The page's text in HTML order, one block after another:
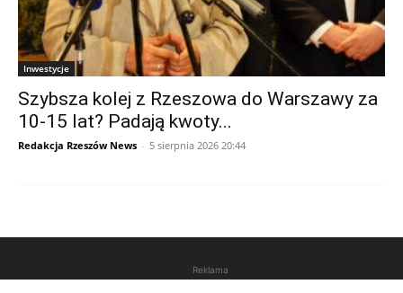
Inwestycje
Szybsza kolej z Rzeszowa do Warszawy za
10-15 lat? Padają kwoty...
Redakcja Rzeszów News - 5 sierpnia 2026 20:44
Reklama